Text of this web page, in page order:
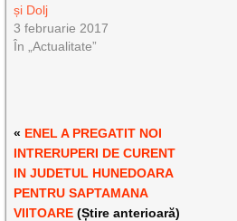
și Dolj
3 februarie 2017
În „Actualitate”
« ENEL A PREGATIT NOI
INTRERUPERI DE CURENT
IN JUDETUL HUNEDOARA
PENTRU SAPTAMANA
VIITOARE (Știre anterioară)